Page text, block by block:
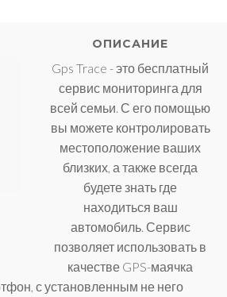
ОПИСАНИЕ
Gps Trace - это бесплатный
сервис мониторинга для
всей семьи. С его помощью
вы можете контролировать
местоположение ваших
близких, а также всегда
будете знать где
находиться ваш
автомобиль. Сервис
позволяет использовать в
качестве GPS-маячка
с установленным не него